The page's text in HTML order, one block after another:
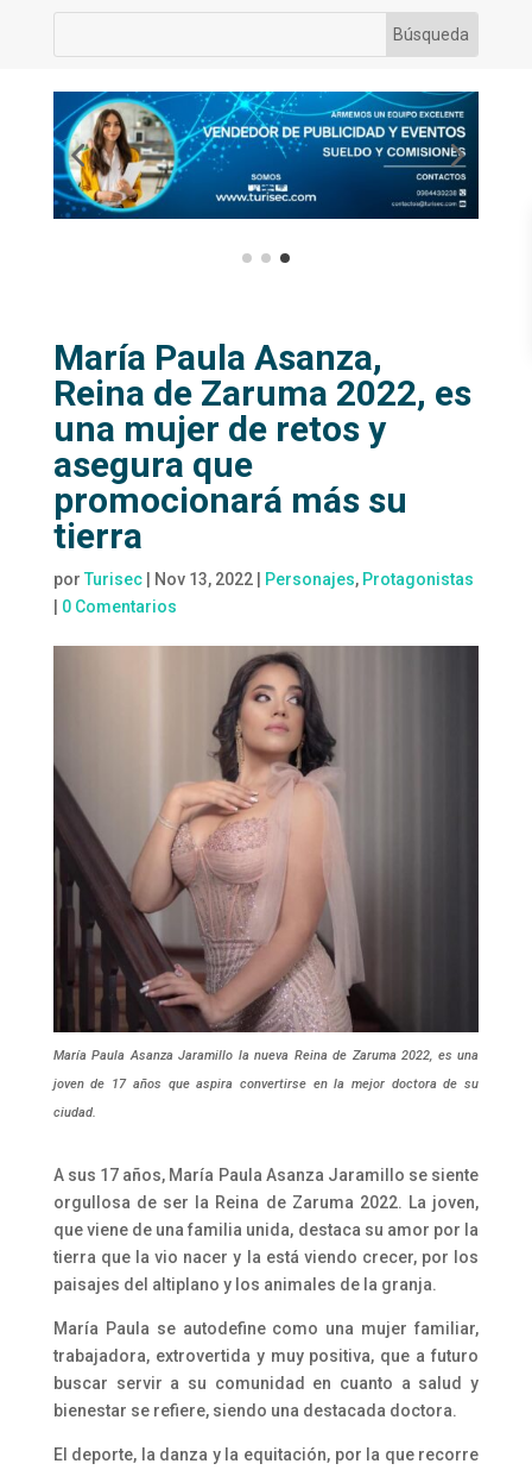
María Paula Asanza,
Reina de Zaruma 2022, es
una mujer de retos y
asegura que
promocionará más su
tierra
por Turisec| Nov 13, 2022| Personajes, Protagonistas
0 Comentarios
María Paula Asanza Jaramillo la nueva Reina de Zaruma 2022, es una
joven de 17 años que aspira convertirse en la mejor doctora de su
ciudad.
A sus 17 años, María Paula Asanza Jaramillo se siente
orgullosa de ser la Reina de Zaruma 2022. La joven,
que viene de una familia unida, destaca su amor por la
tierra que la vio nacer y la está viendo crecer, por los
paisajes del altiplano y los animales de la granja.
María Paula se autodefine como una mujer familiar,
trabajadora, extrovertida y muy positiva, que a futuro
buscar servir a su comunidad en cuanto a salud y
bienestar se refiere, siendo una destacada doctora.
El deporte, la danza y la equitación, por la que recorre